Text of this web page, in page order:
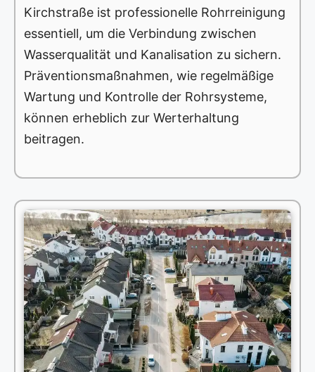
Kirchstraße ist professionelle Rohrreinigung
essentiell, um die Verbindung zwischen
Wasserqualität und Kanalisation zu sichern.
Präventionsmaßnahmen, wie regelmäßige
Wartung und Kontrolle der Rohrsysteme,
können erheblich zur Werterhaltung
beitragen.